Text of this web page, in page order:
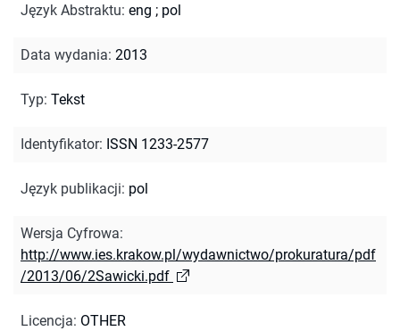
Język Abstraktu: eng ; pol
Data wydania: 2013
Typ: Tekst
Identyfikator: ISSN 1233-2577
Język publikacji: pol
Wersja Cyfrowa:
http://www.ies.krakow.pl/wydawnictwo/prokuratura/pdf
/2013/06/2Sawicki.pdf
Licencja: OTHER